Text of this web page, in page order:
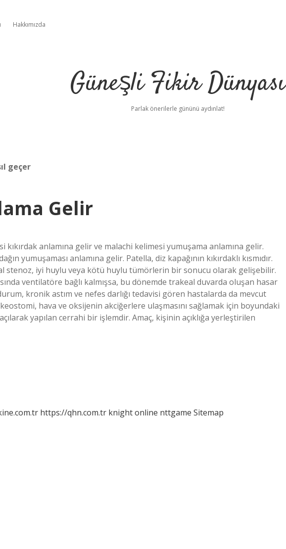
Hakkımızda
Güneşli Fikir Dünyası
Parlak önerilerle gününü aydınlat!
geçer
Gelir
kıkırdak anlamına gelir ve malachi kelimesi yumuşama anlamına gelir.
yumuşaması anlamına gelir. Patella, diz kapağının kıkırdaklı kısmıdır.
stenoz, iyi huylu veya kötü huylu tümörlerin bir sonucu olarak gelişebilir.
ventilatöre bağlı kalmışsa, bu dönemde trakeal duvarda oluşan hasar
kronik astım ve nefes darlığı tedavisi gören hastalarda da mevcut
hava ve oksijenin akciğerlere ulaşmasını sağlamak için boyundaki
yapılan cerrahi bir işlemdir. Amaç, kişinin açıklığa yerleştirilen
https://qhn.com.tr knight online nttgame Sitemap